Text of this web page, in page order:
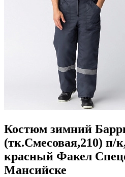
Костюм зимний
(тк.Смесовая,210) п/
красный Факел
Мансийске